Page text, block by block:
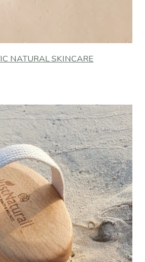
NATURAL SKINCARE